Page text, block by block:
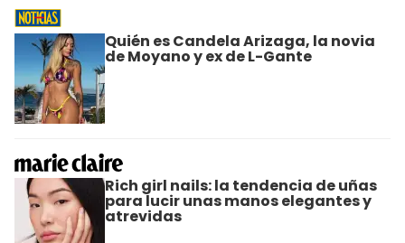
Quién es Candela Arizaga, la novia
de Moyano y ex de L-Gante
Rich girl nails: la tendencia de uñas
para lucir unas manos elegantes y
atrevidas